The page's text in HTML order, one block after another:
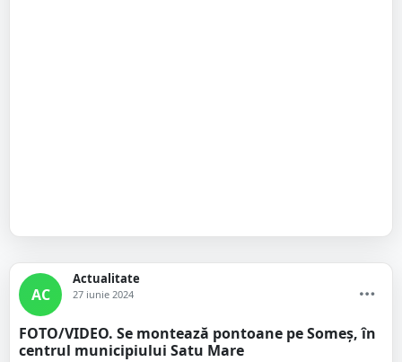
AC
Actualitate
27 iunie 2024
FOTO/VIDEO. Se montează pontoane pe Someș, în
centrul municipiului Satu Mare